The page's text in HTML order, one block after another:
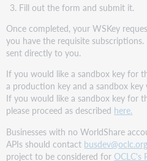
Fill out the form and submit it.
Once completed, your WSKey
you have the requisite
sent directly to you.
If you would like a sandbox key for
a production key and a sandbox
If you would like a sandbox key for
please proceed as described here.
Businesses with no WorldShare
APIs should contact busdev@oclc.org
project to be considered forOCLC's